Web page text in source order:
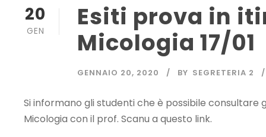
20
GEN
Esiti prova in
Micologia 17/01
GENNAIO 20, 2020 BY SEGRETERIA 2
Si informano gli studenti che è possibile consultare
Micologia con il prof. Scanu a questo link.